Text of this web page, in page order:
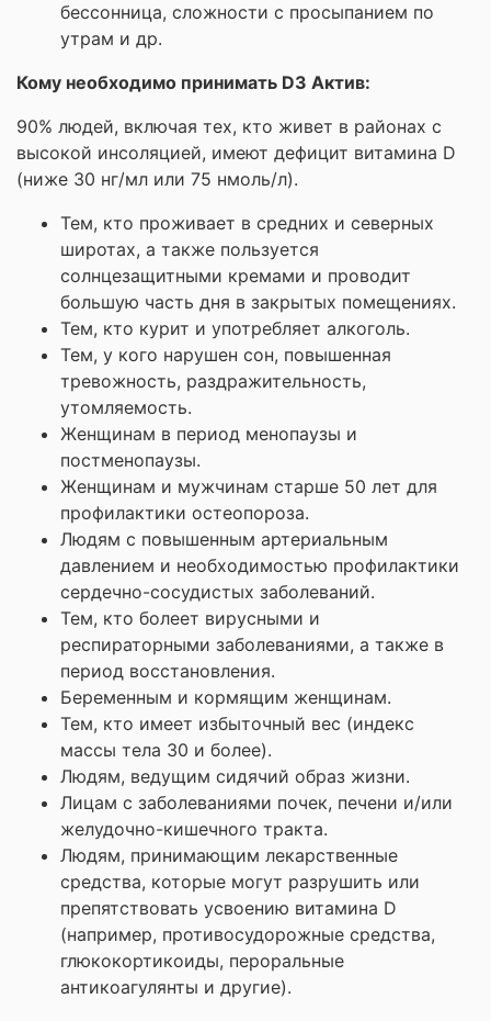
бессонница, сложности с просыпанием по
утрам и др.
Кому необходимо принимать D3 Актив:
90% людей, включая тех, кто живет в районах с
высокой инсоляцией, имеют дефицит витамина D
(ниже 30 нг/мл или 75 нмоль/л).
Тем, кто проживает в средних и северных
широтах, а также пользуется
солнцезащитными кремами и проводит
большую часть дня в закрытых помещениях.
Тем, кто курит и употребляет алкоголь.
Тем, у кого нарушен сон, повышенная
тревожность, раздражительность,
утомляемость.
Женщинам в период менопаузы и
постменопаузы.
Женщинам и мужчинам старше 50 лет для
профилактики остеопороза.
Людям с повышенным артериальным
давлением и необходимостью профилактики
сердечно-сосудистых заболеваний.
Тем, кто болеет вирусными и
респираторными заболеваниями, а также в
период восстановления.
Беременным и кормящим женщинам.
Тем, кто имеет избыточный вес (индекс
массы тела 30 и более).
Людям, ведущим сидячий образ жизни.
Лицам с заболеваниями почек, печени и/или
желудочно-кишечного тракта.
Людям, принимающим лекарственные
средства, которые могут разрушить или
препятствовать усвоению витамина D
(например, противосудорожные средства,
глюкокортикоиды, пероральные
антикоагулянты и другие).